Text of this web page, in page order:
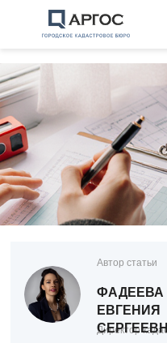
Директор
Автор статьи
ФАДЕЕВА
ЕВГЕНИЯ